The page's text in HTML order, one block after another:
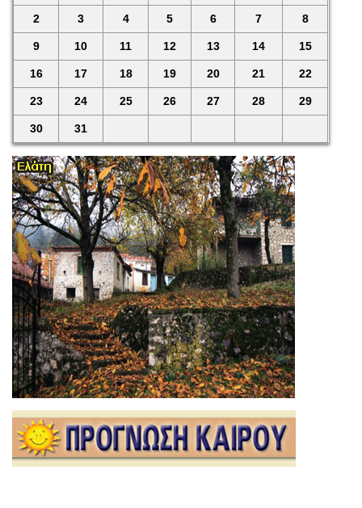
2 3 4 5 6 7 8
9 10 11 12 13 14 15
16 17 18 19 20 21 22
23 24 25 26 27 28 29
30 31